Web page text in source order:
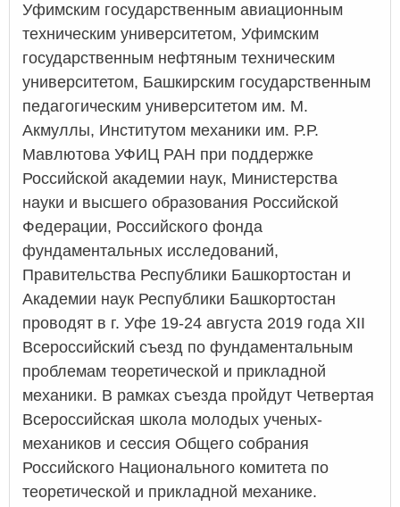
Уфимским государственным авиационным
техническим университетом, Уфимским
государственным нефтяным техническим
университетом, Башкирским государственным
педагогическим университетом им. М.
Акмуллы, Институтом механики им. Р.Р.
Мавлютова УФИЦ РАН при поддержке
Российской академии наук, Министерства
науки и высшего образования Российской
Федерации, Российского фонда
фундаментальных исследований,
Правительства Республики Башкортостан и
Академии наук Республики Башкортостан
проводят в г. Уфе 19-24 августа 2019 года XII
Всероссийский съезд по фундаментальным
проблемам теоретической и прикладной
механики. В рамках съезда пройдут Четвертая
Всероссийская школа молодых ученых-
механиков и сессия Общего собрания
Российского Национального комитета по
теоретической и прикладной механике.